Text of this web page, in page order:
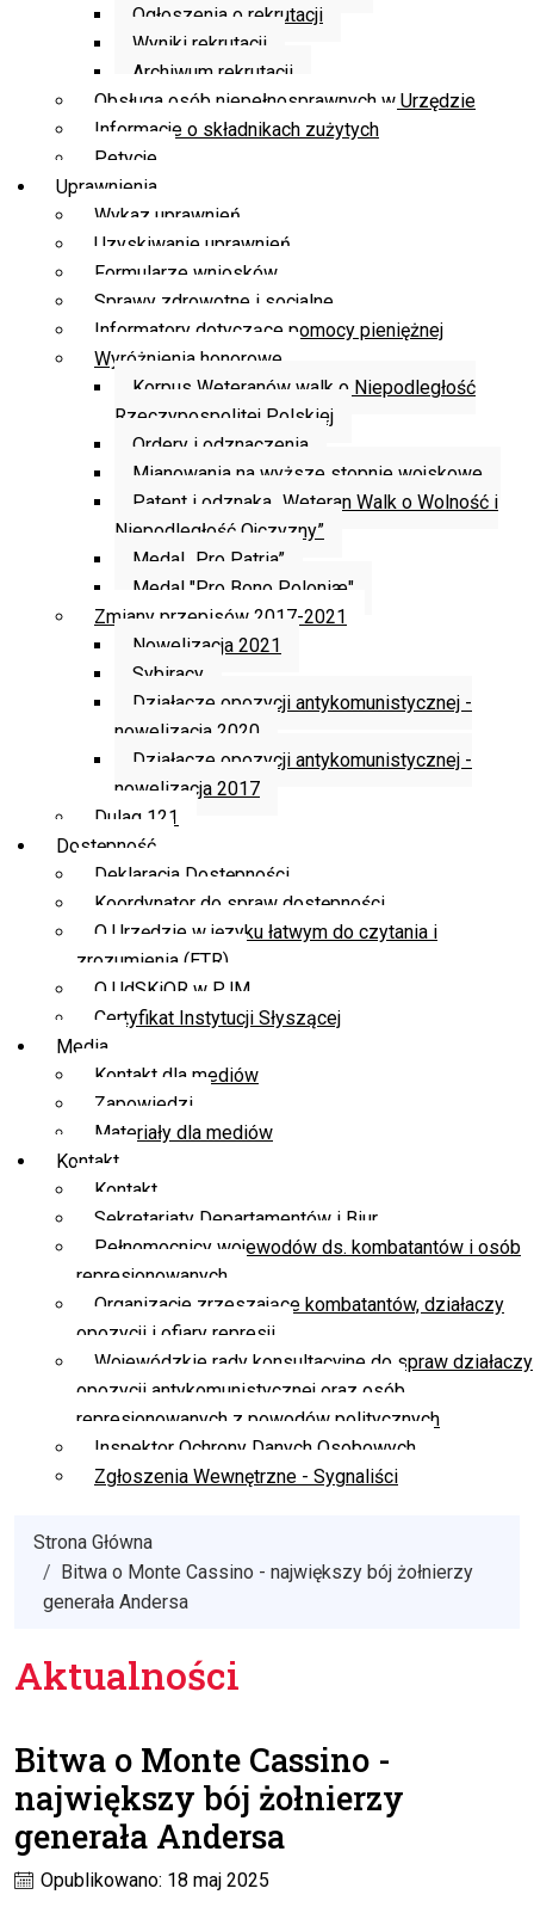
Ogłoszenia o rekrutacji
Wyniki rekrutacji
Archiwum rekrutacji
Obsługa osób niepełnosprawnych w Urzędzie
Informacje o składnikach zużytych
Petycje
Uprawnienia
Wykaz uprawnień
Uzyskiwanie uprawnień
Formularze wniosków
Sprawy zdrowotne i socjalne
Informatory dotyczące pomocy pieniężnej
Wyróżnienia honorowe
Korpus Weteranów walk o Niepodległość
Rzeczypospolitej Polskiej
Ordery i odznaczenia
Mianowania na wyższe stopnie wojskowe
Patent i odznaka „Weteran Walk o Wolność i
Niepodległość Ojczyzny”
Medal „Pro Patria”
Medal "Pro Bono Poloniæ"
Zmiany przepisów 2017-2021
Nowelizacja 2021
Sybiracy
Działacze opozycji antykomunistycznej -
nowelizacja 2020
Działacze opozycji antykomunistycznej -
nowelizacja 2017
Dulag 121
Dostępność
Deklaracja Dostępności
Koordynator do spraw dostępności
O Urzędzie w języku łatwym do czytania i
zrozumienia (ETR)
O UdSKiOR w PJM
Certyfikat Instytucji Słyszącej
Media
Kontakt dla mediów
Zapowiedzi
Materiały dla mediów
Kontakt
Kontakt
Sekretariaty Departamentów i Biur
Pełnomocnicy wojewodów ds. kombatantów i osób
represjonowanych
Organizacje zrzeszające kombatantów, działaczy
opozycji i ofiary represji
Wojewódzkie rady konsultacyjne do spraw działaczy
opozycji antykomunistycznej oraz osób
represjonowanych z powodów politycznych
Inspektor Ochrony Danych Osobowych
Zgłoszenia Wewnętrzne - Sygnaliści
Strona Główna
Bitwa o Monte Cassino - największy bój żołnierzy
generała Andersa
Aktualności
Bitwa o Monte Cassino -
największy bój żołnierzy
generała Andersa
Opublikowano: 18 maj 2025